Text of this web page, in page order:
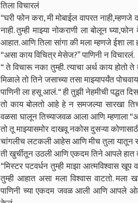
तिला विचारलं
“घरी फोन करा, मी मोबाईल वापरत
नाही. तुम्ही माझ्या नोकराणी ला बोलून
आहात. आणि तिला सांगा की मला म्हणजे ईशा
“असा काय विचित्र मेसेज?” पाणिनी न विचारलं.
“ ते विचारू नका तुम्ही. त्याचा अर्थ काय
मिळाले तो तिने जसाच्या तसा माझ्यापर्यंत
पाणिनी ला हसू आलं. “ ही तुझी नेहमीची पद्धत
तो काय बोलतो आहे हे न समजल्या सारखा
वळसा घालून तिच्याजवळ आला आणि म्हणाला
तो तू माझ्यासमोर दाखवू नकोस दुसऱ्या
चांगलीच लटकली आहेस आणि मीच तुला यातून
ती खुर्चीतून उठली आणि एकदम तिने आपले हात
“मिस्टर पटवर्धन तुम्ही माझा आत्मविश्वास
तुम्ही आहात असा मला विश्वास वाटतो. मला
पाणिनी च्या एकदम जवळ आली आणि आपले